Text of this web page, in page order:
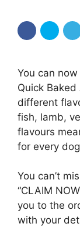
You can
Quick
different
fish, lamb,
flavours
for every
You can’t
“CLAIM
you to the
with your